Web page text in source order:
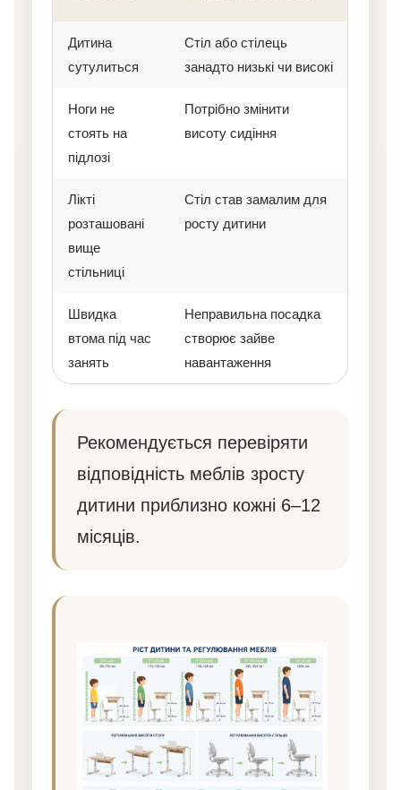
Дитина
сутулиться
Стіл або стілець
занадто низькі чи високі
Ноги не
стоять на
підлозі
Потрібно змінити
висоту сидіння
Лікті
розташовані
вище
стільниці
Стіл став замалим для
росту дитини
Швидка
втома під час
занять
Неправильна посадка
створює зайве
навантаження
Рекомендується перевіряти
відповідність меблів зросту
дитини приблизно кожні 6–12
місяців.